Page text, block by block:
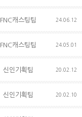
FNC캐스팅팀 24.06.12
FNC캐스팅팀 24.05.01
신인기획팀 20.02.12
신인기획팀 20.02.10